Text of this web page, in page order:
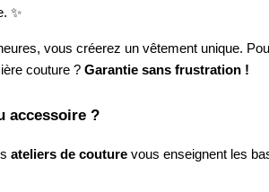
✨
vous créerez un vêtement unique.
couture ? Garantie sans frustration !
accessoire ?
ateliers de couture vous enseignent les